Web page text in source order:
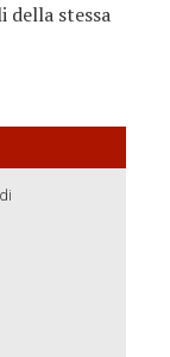
della stessa